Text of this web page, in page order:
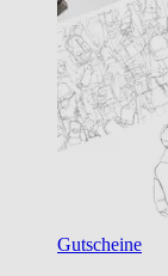
Gutscheine